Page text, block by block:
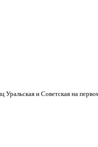
и Советская на